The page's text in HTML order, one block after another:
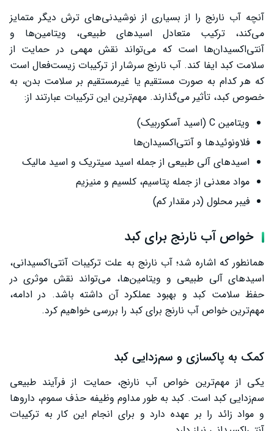
آنچه آب نارنج را از بسیاری از نوشیدنی‌های ترش دیگر متمایز
می‌کند، ترکیب متعادل اسیدهای طبیعی، ویتامین‌ها و
آنتی‌اکسیدان‌ها است که می‌تواند نقش مهمی در حمایت از
سلامت کبد ایفا کند. آب نارنج سرشار از ترکیبات زیست‌فعال است
که هر کدام به صورت مستقیم یا غیرمستقیم بر سلامت بدن، به
خصوص کبد، تأثیر می‌گذارند. مهم‌ترین این ترکیبات عبارتند از:
ویتامین C (اسید آسکوربیک)
فلاونوئیدها و آنتی‌اکسیدان‌ها
اسیدهای آلی طبیعی از جمله اسید سیتریک و اسید مالیک
مواد معدنی از جمله پتاسیم، کلسیم و منیزیم
فیبر محلول (در مقدار کم)
خواص آب نارنج برای کبد
همانطور که اشاره شد؛ آب نارنج به علت ترکیبات آنتی‌اکسیدانی،
اسیدهای آلی طبیعی و ویتامین‌ها، می‌تواند نقش موثری در
حفظ سلامت کبد و بهبود عملکرد آن داشته باشد. در ادامه،
مهم‌ترین خواص آب نارنج برای کبد را بررسی خواهیم کرد.
کمک به پاکسازی و سم‌زدایی کبد
یکی از مهم‌ترین خواص آب نارنج، حمایت از فرآیند طبیعی
سم‌زدایی کبد است. کبد به طور مداوم وظیفه حذف سموم، داروها
و مواد زائد را بر عهده دارد و برای انجام این کار به ترکیبات